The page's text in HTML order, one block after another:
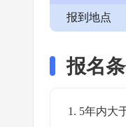
报到地点
报名
1. 5年内大